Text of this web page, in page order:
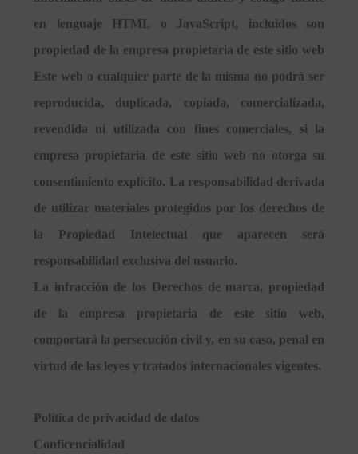
en lenguaje HTML o JavaScript, incluidos son
propiedad de la empresa propietaria de este sitio web
Este web o cualquier parte de la misma no podrá ser
reproducida, duplicada, copiada, comercializada,
revendida ni utilizada con fines comerciales, si la
empresa propietaria de este sitio web no otorga su
consentimiento explícito. La responsabilidad derivada
de utilizar materiales protegidos por los derechos de
la Propiedad Intelectual que aparecen será
responsabilidad exclusiva del usuario.
La infracción de los Derechos de marca, propiedad
de la empresa propietaria de este sitio web,
comportará la persecución civil y, en su caso, penal en
virtud de las leyes y tratados internacionales vigentes.
Política de privacidad de datos
Conficencialidad